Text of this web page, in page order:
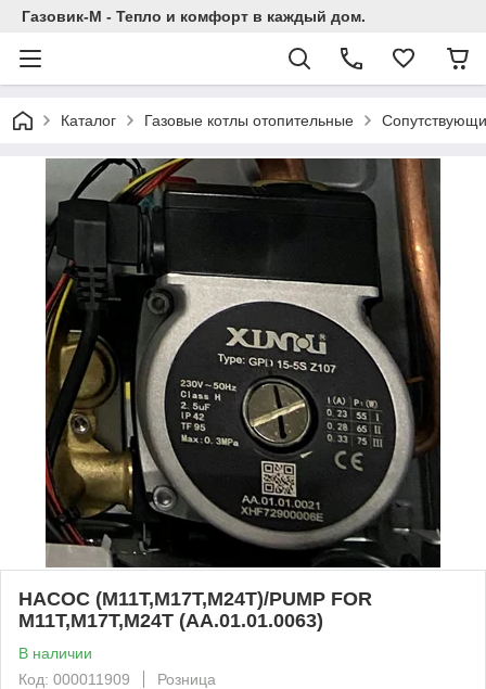
Газовик-М - Тепло и комфорт в каждый дом.
Каталог Газовые котлы отопительные
НАСОС (M11T,M17T,M24T)/PUMP FOR
M11T,M17T,M24T (AA.01.01.0063)
В наличии
Код: 000011909
Розница